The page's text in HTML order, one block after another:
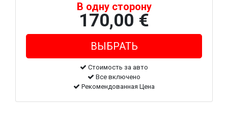
В одну сторону
170,00 €
Стоимость за авто
Все включено
Рекомендованная Цена